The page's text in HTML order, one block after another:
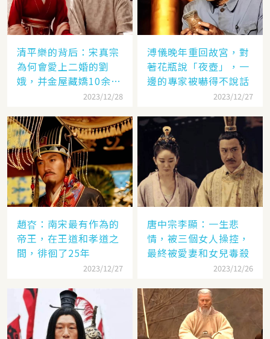
清平樂的背后：宋真宗
為何會愛上二婚的劉
娥，并金屋藏嬌10余
2023/12/28
溥儀晚年重回故宮，對
著花瓶說「夜壺」，一
邊的專家被嚇得不說話
2023/12/27
趙昚：南宋最有作為的
帝王，在王道和孝道之
間，徘徊了25年
2023/12/27
唐中宗李顯：一生悲
情，被三個女人操控，
最終被愛妻和女兒毒殺
2023/12/26